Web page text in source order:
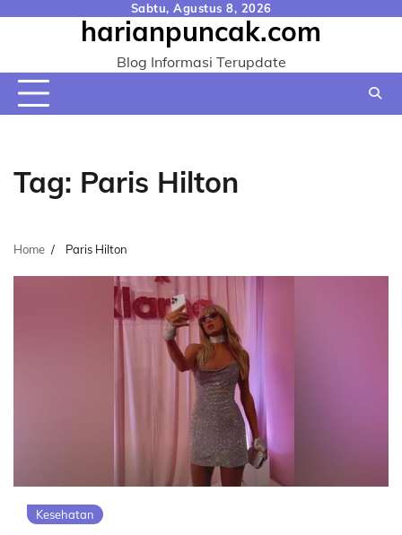
Sabtu, Agustus 8, 2026
harianpuncak.com
Blog Informasi Terupdate
Tag: Paris Hilton
Home Paris Hilton
Kesehatan